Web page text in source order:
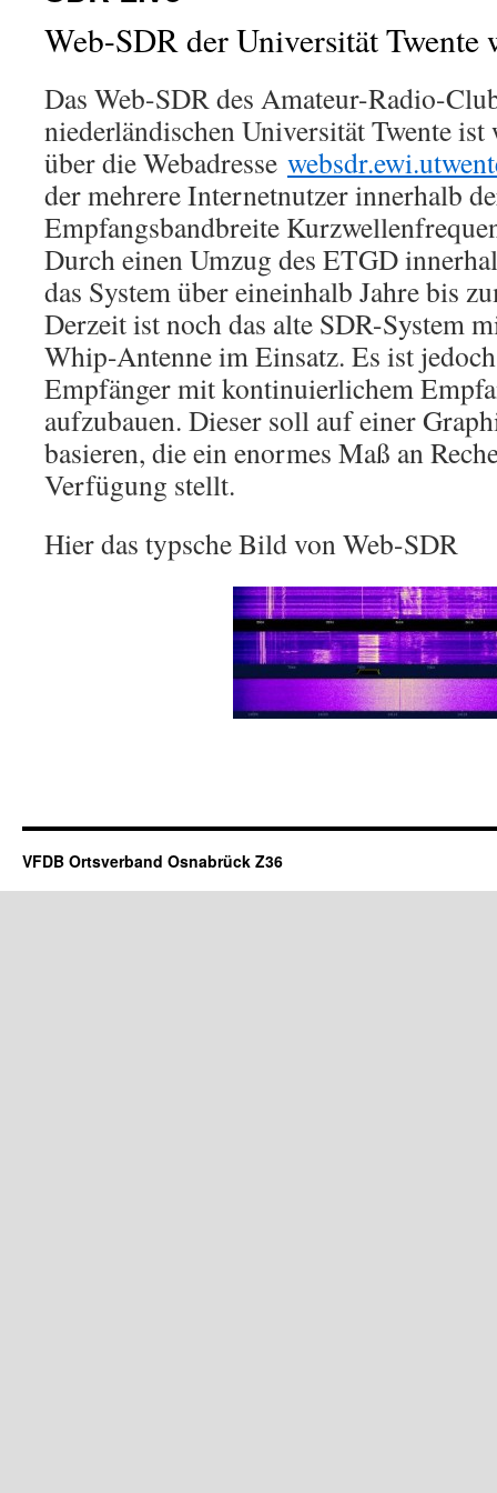
Web-SDR der Universität Twente
Das Web-SDR des Amateur-Radio-
niederländischen Universität Twente
über die Webadresse
der mehrere Internetnutzer innerhalb
Empfangsbandbreite
Durch einen Umzug des ETGD
das System über eineinhalb Jahre bis
Derzeit ist noch das alte SDR-System
Whip-Antenne im Einsatz. Es ist
Empfänger mit kontinuierlichem
aufzubauen. Dieser soll auf einer
basieren, die ein enormes Maß an
Verfügung stellt.
Hier das typsche Bild von Web-SDR
VFDB Ortsverband Osnabrück Z36